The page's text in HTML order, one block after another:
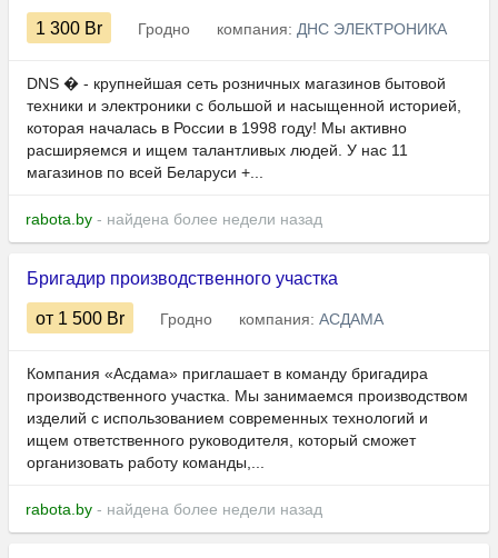
1 300 Br Гродно компания: ДНС ЭЛЕКТРОНИКА
DNS � - крупнейшая сеть розничных магазинов бытовой
техники и электроники с большой и насыщенной историей,
которая началась в России в 1998 году! Мы активно
расширяемся и ищем талантливых людей. У нас 11
магазинов по всей Беларуси +...
rabota.by - найдена более недели назад
Бригадир производственного участка
от 1 500 Br Гродно компания: АСДАМА
Компания «Асдама» приглашает в команду бригадира
производственного участка. Мы занимаемся производством
изделий с использованием современных технологий и
ищем ответственного руководителя, который сможет
организовать работу команды,...
rabota.by - найдена более недели назад